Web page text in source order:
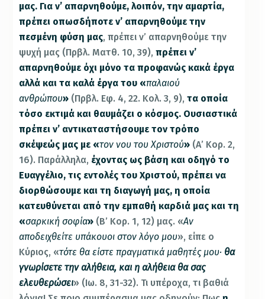
μας. Για ν’ απαρνηθούμε, λοιπόν, την αμαρτία,
πρέπει οπωσδήποτε ν’ απαρνηθούμε την
πεσμένη φύση μας, πρέπει ν’ απαρνηθούμε την
ψυχή μας (Πρβλ. Ματθ. 10, 39),πρέπει ν’
απαρνηθούμε όχι μόνο τα προφανώς κακά έργα
αλλά και τα καλά έργα του «παλαιού
ανθρώπου» (Πρβλ. Εφ. 4, 22. Κολ. 3, 9),τα οποία
τόσο εκτιμά και θαυμάζει ο κόσμος. Ουσιαστικά
πρέπει ν’ αντικαταστήσουμε τον τρόπο
σκέψεώς μας με «τον νου του Χριστού» (Α’ Κορ. 2,
16). Παράλληλα, έχοντας ως βάση και οδηγό το
Ευαγγέλιο, τις εντολές του Χριστού, πρέπει να
διορθώσουμε και τη διαγωγή μας, η οποία
κατευθύνεται από την εμπαθή καρδιά μας και τη
«σαρκική σοφία» (Β’ Κορ. 1, 12) μας. «Αν
αποδειχθείτε υπάκουοι στον λόγο μου», είπε ο
Κύριος, «τότε θα είστε πραγματικά μαθητές μου· θα
γνωρίσετε την αλήθεια, και η αλήθεια θα σας
ελευθερώσει» (Ιω. 8, 31-32). Τι υπέροχα, τι βαθιά